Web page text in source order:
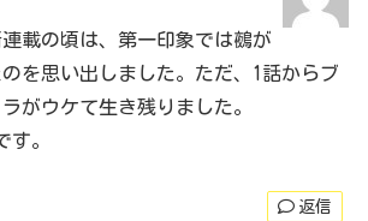
載の頃は、第一印象では鵺が
を思い出しました。ただ、1話からブ
がウケて生き残りました。
す。
返信